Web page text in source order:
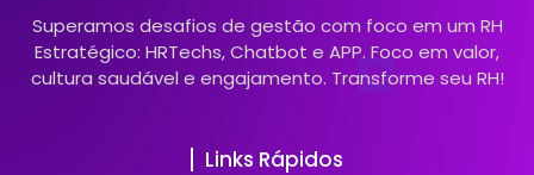
Superamos desafios de gestão com foco em um RH
Estratégico: HRTechs, Chatbot e APP. Foco em valor,
cultura saudável e engajamento. Transforme seu RH!
Links Rápidos